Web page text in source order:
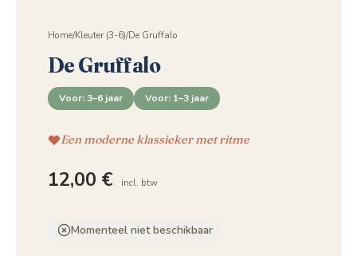
Home/Kleuter (3-6)/De Gruffalo
De Gruffalo
Voor: 3–6 jaar Voor: 1–3 jaar
Een moderne klassieker met ritme
12,00 € incl. btw
Momenteel niet beschikbaar